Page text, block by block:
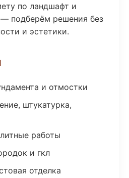
по ландшафт и
— подберём решения без
и эстетики.
и отмостки
штукатурка,
работы
и гкл
отделка